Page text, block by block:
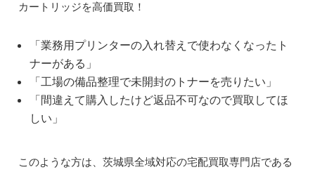
カートリッジを高価買取！
「業務用プリンターの入れ替えで使わなくなったト
ナーがある」
「工場の備品整理で未開封のトナーを売りたい」
「間違えて購入したけど返品不可なので買取してほ
しい」
このような方は、茨城県全域対応の宅配買取専門店である